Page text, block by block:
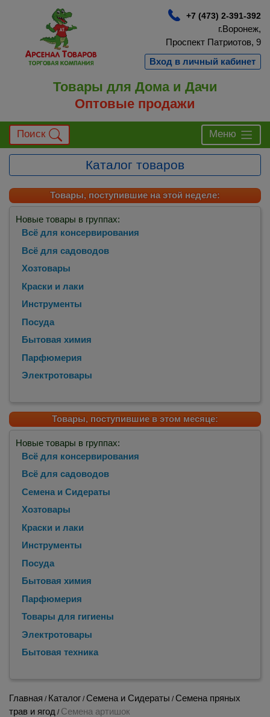
+7 (473) 2-391-392
г.Воронеж,
Проспект Патриотов, 9
Вход в личный кабинет
Товары для Дома и Дачи
Оптовые продажи
Поиск Меню
Каталог товаров
Товары, поступившие на этой неделе:
Новые товары в группах:
Всё для консервирования
Всё для садоводов
Хозтовары
Краски и лаки
Инструменты
Посуда
Бытовая химия
Парфюмерия
Электротовары
Товары, поступившие в этом месяце:
Новые товары в группах:
Всё для консервирования
Всё для садоводов
Семена и Сидераты
Хозтовары
Краски и лаки
Инструменты
Посуда
Бытовая химия
Парфюмерия
Товары для гигиены
Электротовары
Бытовая техника
Главная / Каталог /Семена и Сидераты /Семена пряных
трав и ягод / Семена артишок